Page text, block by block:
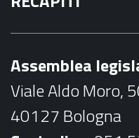
c
e
o
k
i
t
r
t
r
a
t
b
e
Assemblea
Viale Aldo Moro,
40127 Bologna